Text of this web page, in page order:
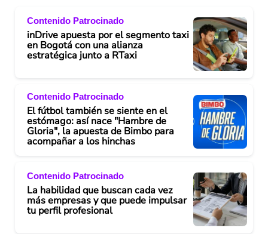
Contenido Patrocinado
inDrive apuesta por el segmento taxi
en Bogotá con una alianza
estratégica junto a RTaxi
Contenido Patrocinado
El fútbol también se siente en el
estómago: así nace "Hambre de
Gloria", la apuesta de Bimbo para
acompañar a los hinchas
Contenido Patrocinado
La habilidad que buscan cada vez
más empresas y que puede impulsar
tu perfil profesional